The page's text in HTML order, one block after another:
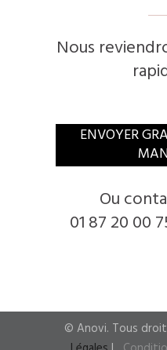
Nous
​ENVOYER
​Ou
01 87 20 00
© ​Anovi. ​Tous